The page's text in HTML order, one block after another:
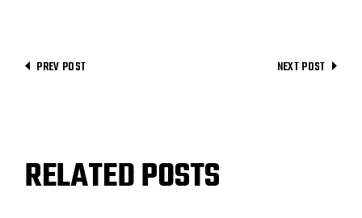
PREV POST NEXT POST
RELATED POSTS